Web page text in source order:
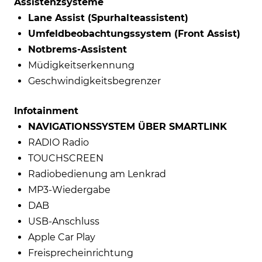
Lane Assist (Spurhalteassistent)
Umfeldbeobachtungssystem (Front Assist)
Notbrems-Assistent
Müdigkeitserkennung
Geschwindigkeitsbegrenzer
Infotainment
NAVIGATIONSSYSTEM ÜBER SMARTLINK
RADIO Radio
TOUCHSCREEN
Radiobedienung am Lenkrad
MP3-Wiedergabe
DAB
USB-Anschluss
Apple Car Play
Freisprecheinrichtung